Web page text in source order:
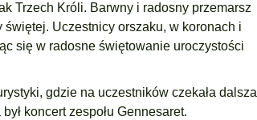
Trzech Króli. Barwny i radosny przemarsz
świętej. Uczestnicy orszaku, w koronach i
się w radosne świętowanie uroczystości
gdzie na uczestników czekała dalsza
koncert zespołu Gennesaret.